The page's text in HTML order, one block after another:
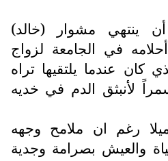
ينتهي مشوار (خالد)
في الجامعة لزواج
كان عندما يلتقيها تراه
لأنبثق الدم في خديه
رغم ان ملامح وجهه
والعيش بصرامة وجدية